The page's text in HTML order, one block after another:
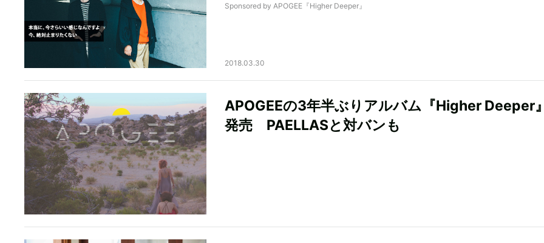
Sponsored by APOGEE『Higher Deeper』
2018.03.30
APOGEEの3年半ぶりアルバム『Higher Deeper
発売 PAELLASと対バンも